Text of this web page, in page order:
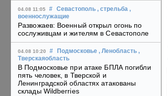
04.08 11:05 # Севастополь , стрельба ,
военнослужащие
Развожаев: Военный открыл огонь по
сослуживцам и жителям в Севастополе
04.08 10:20 # Подмосковье , Ленобласть ,
Тверскаяобласть
В Подмосковье при атаке БПЛА погибли
пять человек, в Тверской и
Ленинградской областях атакованы
склады Wildberries